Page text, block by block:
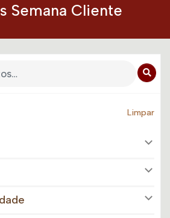
Semana Cliente
Limpar